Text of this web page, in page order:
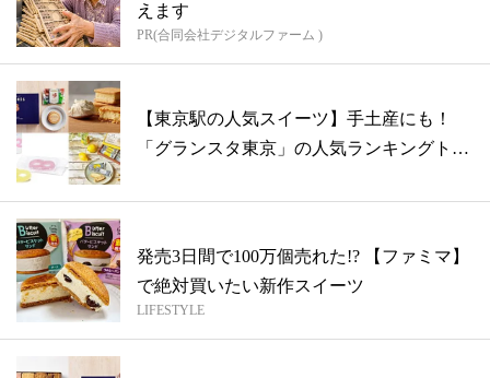
えます
PR(合同会社デジタルファーム )
【東京駅の人気スイーツ】手土産にも！
「グランスタ東京」の人気ランキングトッ
発売3日間で100万個売れた!? 【ファミマ】
で絶対買いたい新作スイーツ
LIFESTYLE